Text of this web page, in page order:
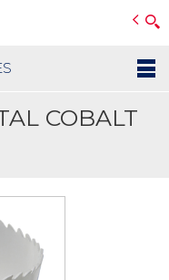
COBALT